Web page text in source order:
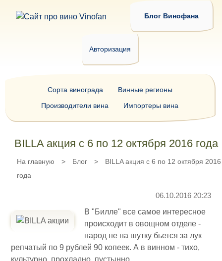
Блог Винофана
Авторизация
BILLA акция с 6 по 12 октября 2016 года
На главную > Блог >
BILLA акция с 6 по 12 октября 2016
года
06.10.2016 20:23
В "Билле" все самое интересное
происходит в овощном отделе -
народ не на шутку бьется за лук
репчатый по 9 рублей 90 копеек. А в винном - тихо,
Сорта винограда
Винные регионы
Производители вина
Импортеры вина